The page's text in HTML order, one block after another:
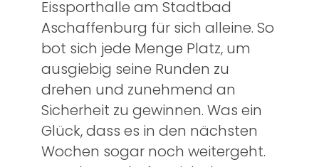
Eissporthalle am Stadtbad
Aschaffenburg für sich alleine. So
bot sich jede Menge Platz, um
ausgiebig seine Runden zu
drehen und zunehmend an
Sicherheit zu gewinnen. Was ein
Glück, dass es in den nächsten
Wochen sogar noch weitergeht.